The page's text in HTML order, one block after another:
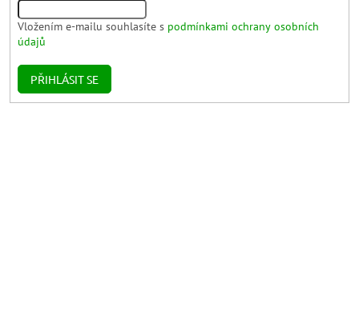
Vložením e-mailu souhlasíte s podmínkami ochrany osobních
údajů
PŘIHLÁSIT SE